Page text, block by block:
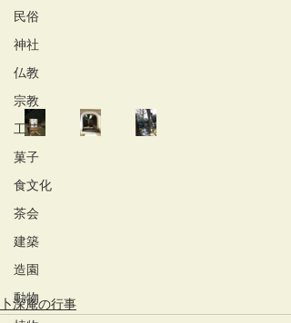
民俗
神社
仏教
宗教
工芸
菓子
食文化
茶会
建築
造園
動物
卜深庵の行事